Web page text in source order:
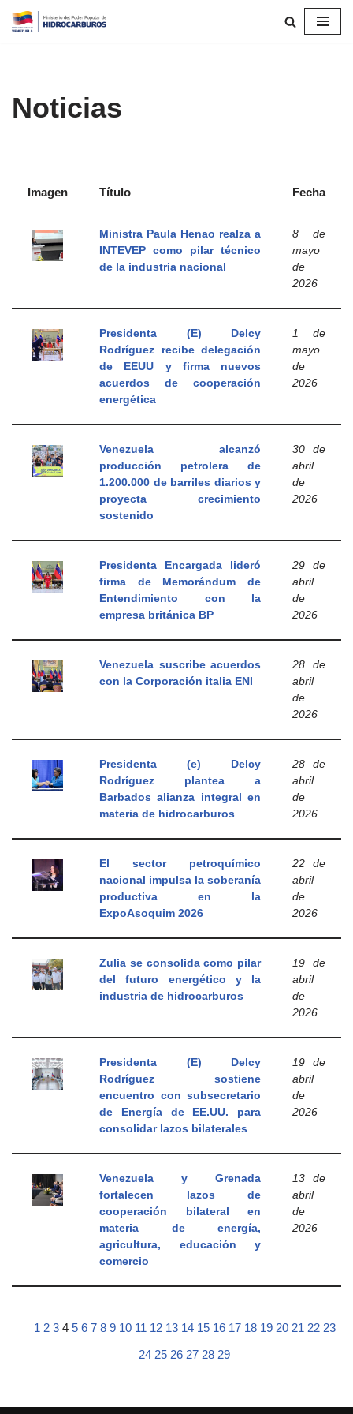
Noticias
Imagen Título Fecha
Ministra Paula Henao realza a
INTEVEP como pilar técnico
de la industria nacional
8 de
mayo
de
2026
Presidenta (E) Delcy
Rodríguez recibe delegación
de EEUU y firma nuevos
acuerdos de cooperación
energética
1 de
mayo
de
2026
Venezuela alcanzó
producción petrolera de
1.200.000 de barriles diarios y
proyecta crecimiento
sostenido
30 de
abril
de
2026
Presidenta Encargada lideró
firma de Memorándum de
Entendimiento con la
empresa británica BP
29 de
abril
de
2026
Venezuela suscribe acuerdos
con la Corporación italia ENI
28 de
abril
de
2026
Presidenta (e) Delcy
Rodríguez plantea a
Barbados alianza integral en
materia de hidrocarburos
28 de
abril
de
2026
El sector petroquímico
nacional impulsa la soberanía
productiva en la
ExpoAsoquim 2026
22 de
abril
de
2026
Zulia se consolida como pilar
del futuro energético y la
industria de hidrocarburos
19 de
abril
de
2026
Presidenta (E) Delcy
Rodríguez sostiene
encuentro con subsecretario
de Energía de EE.UU. para
consolidar lazos bilaterales
19 de
abril
de
2026
Venezuela y Grenada
fortalecen lazos de
cooperación bilateral en
materia de energía,
agricultura, educación y
comercio
13 de
abril
de
2026
1 2 3 4 5 6 7 8 9 10 11 12 13 14 15 16 17 18 19 20 21 22 23
24 25 26 27 28 29